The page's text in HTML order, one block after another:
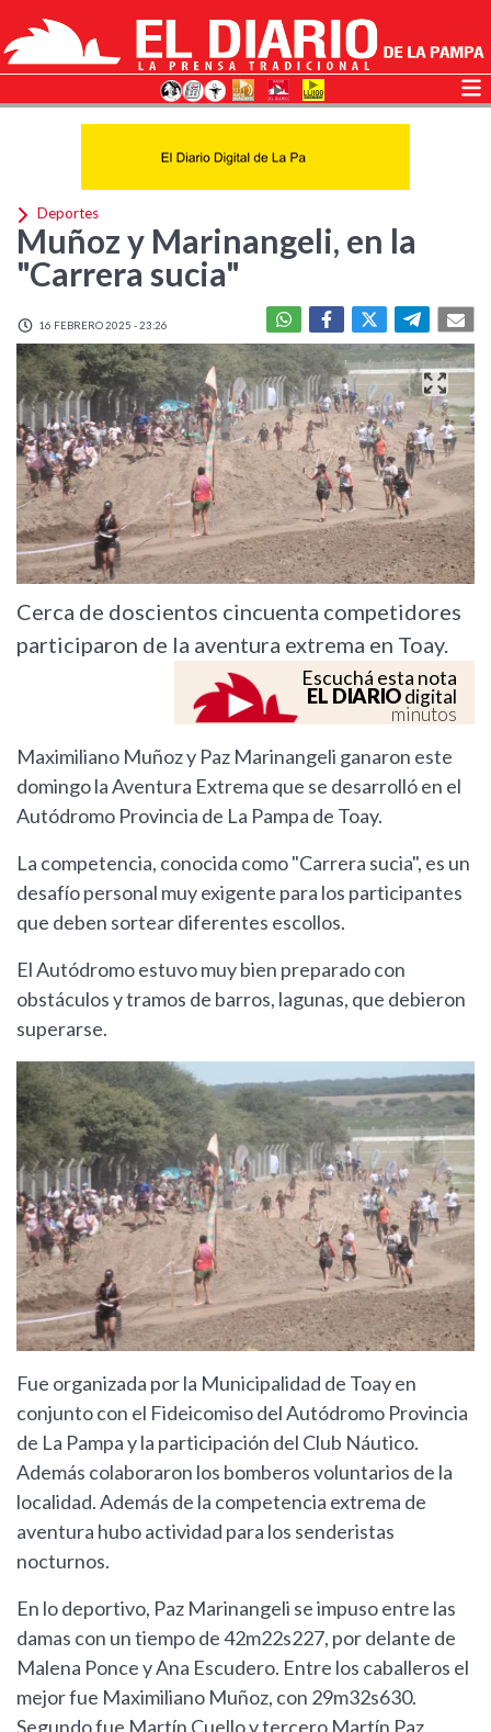
Deportes
Muñoz y Marinangeli, en la
"Carrera sucia"
16 FEBRERO 2025 - 23:26
Cerca de doscientos cincuenta competidores
participaron de la aventura extrema en Toay.
Escuchá esta nota
EL DIARIOdigital
minutos
Maximiliano Muñoz y Paz Marinangeli ganaron este
domingo la Aventura Extrema que se desarrolló en el
Autódromo Provincia de La Pampa de Toay.
La competencia, conocida como "Carrera sucia", es un
desafío personal muy exigente para los participantes
que deben sortear diferentes escollos.
El Autódromo estuvo muy bien preparado con
obstáculos y tramos de barros, lagunas, que debieron
superarse.
Fue organizada por la Municipalidad de Toay en
conjunto con el Fideicomiso del Autódromo Provincia
de La Pampa y la participación del Club Náutico.
Además colaboraron los bomberos voluntarios de la
localidad. Además de la competencia extrema de
aventura hubo actividad para los senderistas
nocturnos.
En lo deportivo, Paz Marinangeli se impuso entre las
damas con un tiempo de 42m22s227, por delante de
Malena Ponce y Ana Escudero. Entre los caballeros el
mejor fue Maximiliano Muñoz, con 29m32s630.
Segundo fue Martín Cuello y tercero Martín Paz